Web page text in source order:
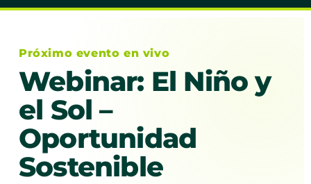
Próximo evento en vivo
Webinar: El Niño y
el Sol –
Oportunidad
Sostenible